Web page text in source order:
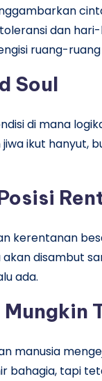
dan
ruang-
Soul
di mana
ikut hanyut,
kerentanan
disambut
ada.
manusia
bahagia, tapi